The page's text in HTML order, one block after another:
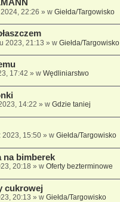
22:26 » w Giełda/Targowisko
2023, 21:13 » w Giełda/Targowisko
17:42 » w Wędliniarstwo
14:22 » w Gdzie taniej
2023, 15:50 » w Giełda/Targowisko
na bimberek
20:18 » w Oferty bezterminowe
cukrowej
20:13 » w Giełda/Targowisko